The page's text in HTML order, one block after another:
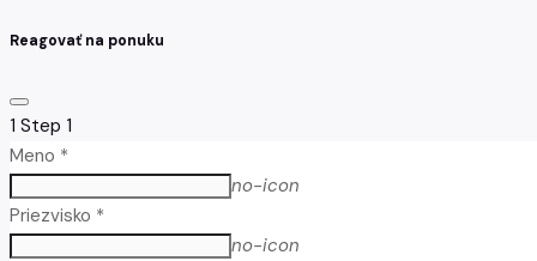
Reagovať na ponuku
1 Step 1
Meno *
no-icon
Priezvisko *
no-icon